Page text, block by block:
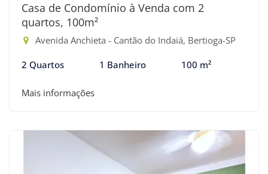
Casa de Condomínio à Venda com 2
quartos, 100m²
Avenida Anchieta - Cantão do Indaiá, Bertioga-SP
2 Quartos 1 Banheiro 100 m²
Mais informações